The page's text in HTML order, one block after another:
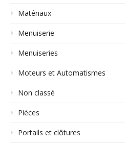
Matériaux
Menuiserie
Menuiseries
Moteurs et Automatismes
Non classé
Pièces
Portails et clôtures